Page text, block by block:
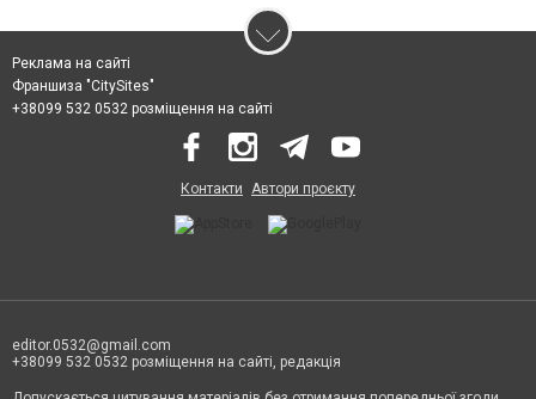
Реклама на сайті
Франшиза "CitySites"
+38099 532 0532 розміщення на сайті
Контакти Автори проєкту
editor.0532@gmail.com
+38099 532 0532 розміщення на сайті, редакція